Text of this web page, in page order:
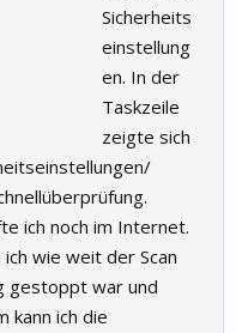
Sicherheits
einstellung
en. In der
Taskzeile
zeigte sich
ich noch im Internet.
wie weit der Scan
gestoppt war und
kann ich die